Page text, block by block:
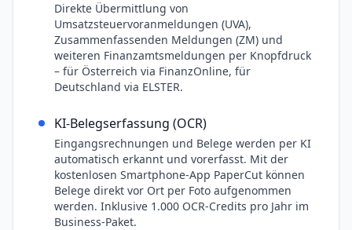
Direkte Übermittlung von
Umsatzsteuervoranmeldungen (UVA),
Zusammenfassenden Meldungen (ZM) und
weiteren Finanzamtsmeldungen per Knopfdruck
– für Österreich via FinanzOnline, für
Deutschland via ELSTER.
KI-Belegserfassung (OCR)
Eingangsrechnungen und Belege werden per KI
automatisch erkannt und vorerfasst. Mit der
kostenlosen Smartphone-App PaperCut können
Belege direkt vor Ort per Foto aufgenommen
werden. Inklusive 1.000 OCR-Credits pro Jahr im
Business-Paket.